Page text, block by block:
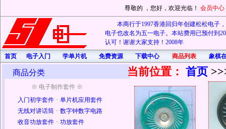
尊敬的 ，您好，欢迎光临！ 会员中心
本商行于1997香港回归年创建松松电子
电子也改名为五一电子。本站费用已预付到
认可！谢谢大家支持！2008年
首页
电子入门 学单片机 免费资源 下载中心 商品列表 象棋
商品分类
※ 电子制作套件 ※
入门初学套件 · 单片机应用套件
无线对讲话筒 · 数字钟数字电路
收音功放套件 · 功放套件
当前位置： 首页